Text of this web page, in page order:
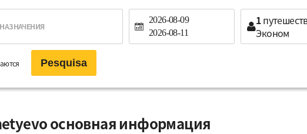
2026-08-09
2026-08-11
1
Эконом
Pesquisa
основная информация